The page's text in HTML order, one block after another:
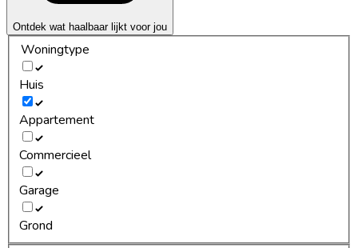
Ontdek wat haalbaar lijkt voor jou
Woningtype
Huis
Appartement
Commercieel
Garage
Grond